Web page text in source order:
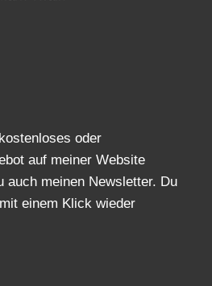
oder
auf meiner Website
auch meinen Newsletter. Du
einem Klick wieder